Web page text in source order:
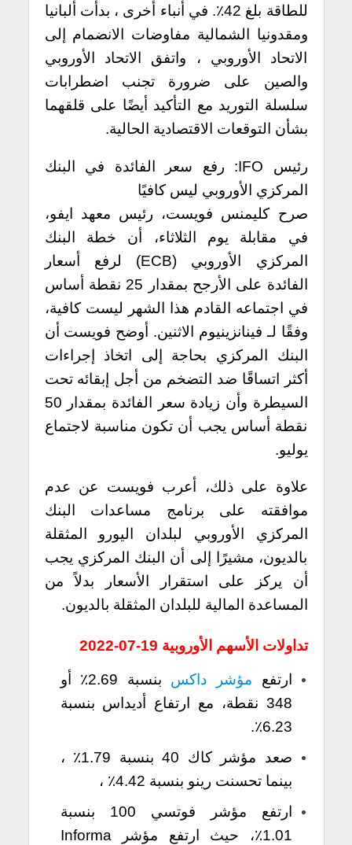
للطاقة بلغ 42٪. في أنباء أخرى ، بدأت ألبانيا
ومقدونيا الشمالية مفاوضات الانضمام إلى
الاتحاد الأوروبي ، واتفق الاتحاد الأوروبي
والصين على ضرورة تجنب اضطرابات
سلسلة التوريد مع التأكيد أيضًا على قلقهما
بشأن التوقعات الاقتصادية الحالية.
رئيس IFO: رفع سعر الفائدة في البنك
المركزي الأوروبي ليس كافيًا
صرح كليمنس فويست، رئيس معهد ايفو،
في مقابلة يوم الثلاثاء، أن خطة البنك
المركزي الأوروبي (ECB) لرفع أسعار
الفائدة على الأرجح بمقدار 25 نقطة أساس
في اجتماعه القادم هذا الشهر ليست كافية،
وفقًا لـ فينانزينيوم الاثنين. أوضح فويست أن
البنك المركزي بحاجة إلى اتخاذ إجراءات
أكثر اتساقًا ضد التضخم من أجل إبقائه تحت
السيطرة وأن زيادة سعر الفائدة بمقدار 50
نقطة أساس يجب أن تكون مناسبة لاجتماع
يوليو.
علاوة على ذلك، أعرب فويست عن عدم
موافقته على برنامج مساعدات البنك
المركزي الأوروبي لبلدان اليورو المثقلة
بالديون، مشيرًا إلى أن البنك المركزي يجب
أن يركز على استقرار الأسعار بدلاً من
المساعدة المالية للبلدان المثقلة بالديون.
تداولات الأسهم الأوروبية 19-07-2022
ارتفع مؤشر داكس
بنسبة 2.69٪ أو
348 نقطة، مع ارتفاع أديداس بنسبة
6.23٪.
صعد مؤشر كاك 40 بنسبة 1.79٪ ،
بينما تحسنت رينو بنسبة 4.42٪ ،
ارتفع مؤشر فوتسي 100 بنسبة
1.01٪، حيث ارتفع مؤشر Informa